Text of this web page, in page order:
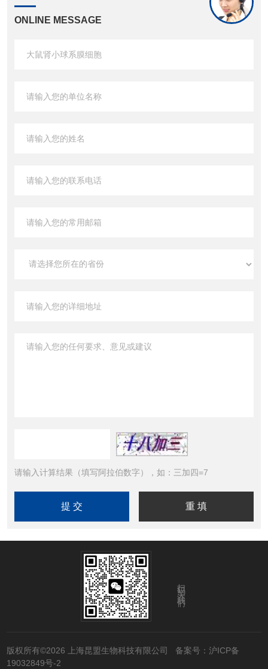
ONLINE MESSAGE
请输入计算结果（填写阿拉伯数字），如：三加四=7
扫码关注我们
版权所有©2026 上海昆盟生物科技有限公司 备案号：沪ICP备
19032849号-2